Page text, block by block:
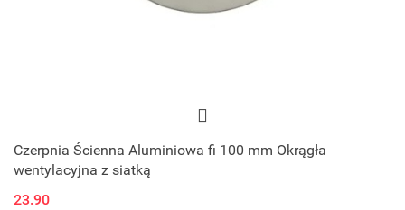
Czerpnia Ścienna Aluminiowa fi 100 mm Okrągła
wentylacyjna z siatką
23.90